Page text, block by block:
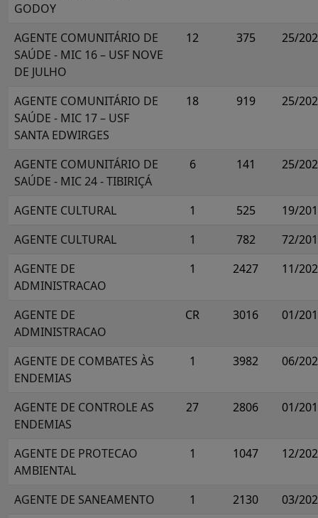
GODOY
AGENTE COMUNITÁRIO DE
SAÚDE - MIC 16 – USF NOVE
DE JULHO
12 375 25/
AGENTE COMUNITÁRIO DE
SAÚDE - MIC 17 – USF
SANTA EDWIRGES
18 919 25/
AGENTE COMUNITÁRIO DE
SAÚDE - MIC 24 - TIBIRIÇÁ
6 141 25/
AGENTE CULTURAL 1 525
19/
AGENTE CULTURAL
1 782
72/
AGENTE DE
ADMINISTRACAO
1 2427 11/
AGENTE DE
ADMINISTRACAO
CR 3016 01/
AGENTE DE COMBATES ÀS
ENDEMIAS
1 3982 06/
AGENTE DE CONTROLE AS
ENDEMIAS
27 2806 01/
AGENTE DE PROTECAO
AMBIENTAL
1 1047 12/
AGENTE DE SANEAMENTO 1 2130 03/